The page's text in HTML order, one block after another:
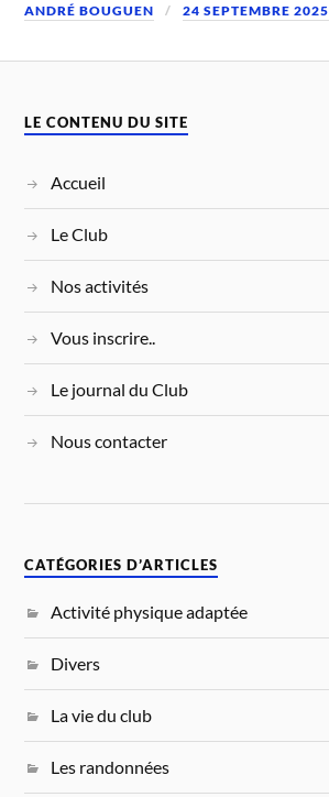
ANDRÉ BOUGUEN 24 SEPTEMBRE 2025
LE CONTENU DU SITE
Accueil
Le Club
Nos activités
Vous inscrire..
Le journal du Club
Nous contacter
CATÉGORIES D’ARTICLES
Activité physique adaptée
Divers
La vie du club
Les randonnées